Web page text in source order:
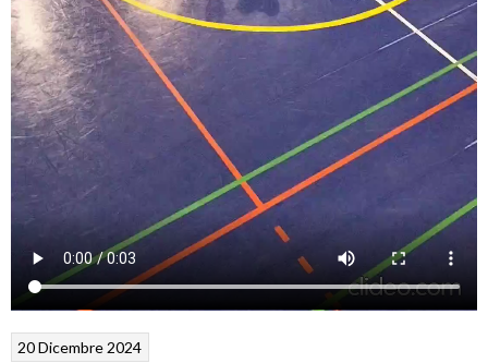
20 Dicembre 2024